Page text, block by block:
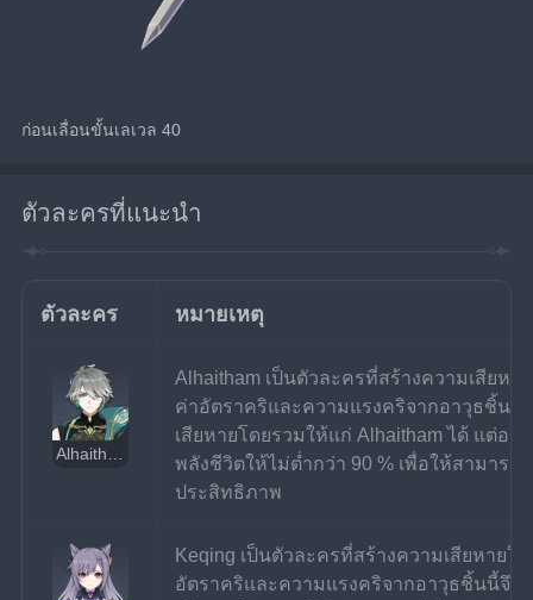
ก่อนเลื่อนขั้นเลเวล 40
ตัวละครที่แนะนำ
ตัวละคร หมายเหตุ
Alhaitham เป็นตัวละครที่สร้างความเสียห
ค่าอัตราคริและความแรงคริจากอาวุธชิ้นนี้
เสียหายโดยรวมให้แก่ Alhaitham ได้ แต่อย่
พลังชีวิตให้ไม่ต่ำกว่า 90 % เพื่อให้สามาร
ประสิทธิภาพ
Keqing เป็นตัวละครที่สร้างความเสียหาย
อัตราคริและความแรงคริจากอาวุธชิ้นนี้จึง